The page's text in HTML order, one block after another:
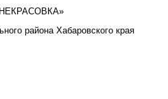
района Хабаровского края